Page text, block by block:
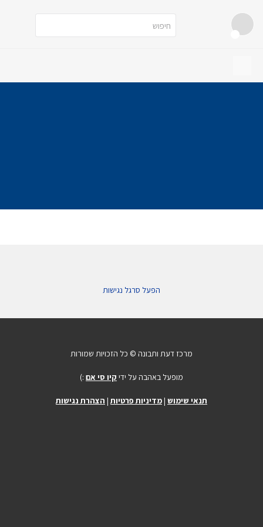
הפעל סרגל נגישות
מרכז דעת ותבונה © כל הזכויות שמורות
מופעל באהבה על ידי קיו סי אם :)
תנאי שימוש | מדיניות פרטיות| הצהרת נגישות